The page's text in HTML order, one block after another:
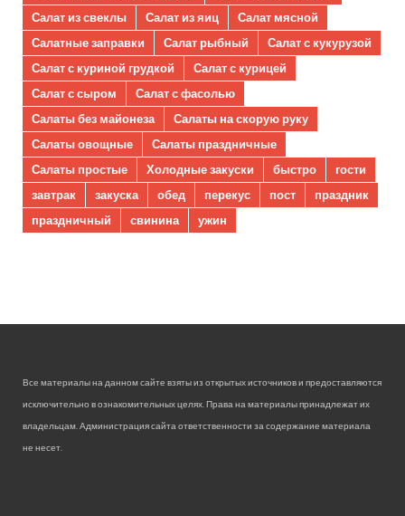
Салат из свеклы
Салат из яиц
Салат мясной
Салатные заправки
Салат рыбный
Салат с кукурузой
Салат с куриной грудкой
Салат с курицей
Салат с сыром
Салат с фасолью
Салаты без майонеза
Салаты на скорую руку
Салаты овощные
Салаты праздничные
Салаты простые
Холодные закуски быстро
гости
завтрак
закуска обед перекус пост
праздник
праздничный
свинина ужин
Все материалы на данном сайте взяты из открытых источников и предоставляются
исключительно в ознакомительных целях. Права на материалы принадлежат их
владельцам. Администрация сайта ответственности за содержание материала
не несет.